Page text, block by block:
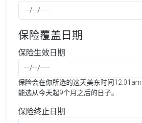
保险覆盖日期
保险生效日期
保险会在你所选的这天美东时间
能选从今天起9个月之后的日子。
保险终止日期